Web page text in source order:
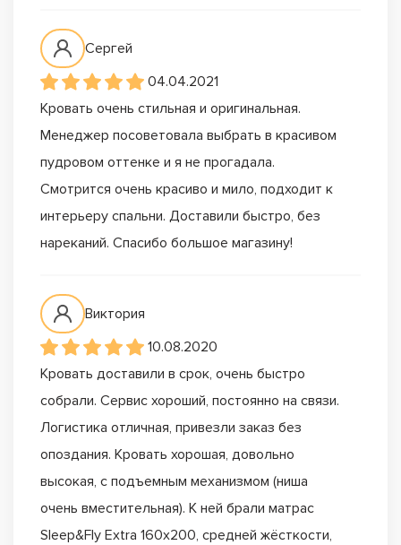
Сергей
04.04.2021
Кровать очень стильная и оригинальная.
Менеджер посоветовала выбрать в красивом
пудровом оттенке и я не прогадала.
Смотрится очень красиво и мило, подходит к
интерьеру спальни. Доставили быстро, без
нареканий. Спасибо большое магазину!
Виктория
10.08.2020
Кровать доставили в срок, очень быстро
собрали. Сервис хороший, постоянно на связи.
Логистика отличная, привезли заказ без
опоздания. Кровать хорошая, довольно
высокая, с подъемным механизмом (ниша
очень вместительная). К ней брали матрас
Sleep&Fly Extra 160x200, средней жёсткости,